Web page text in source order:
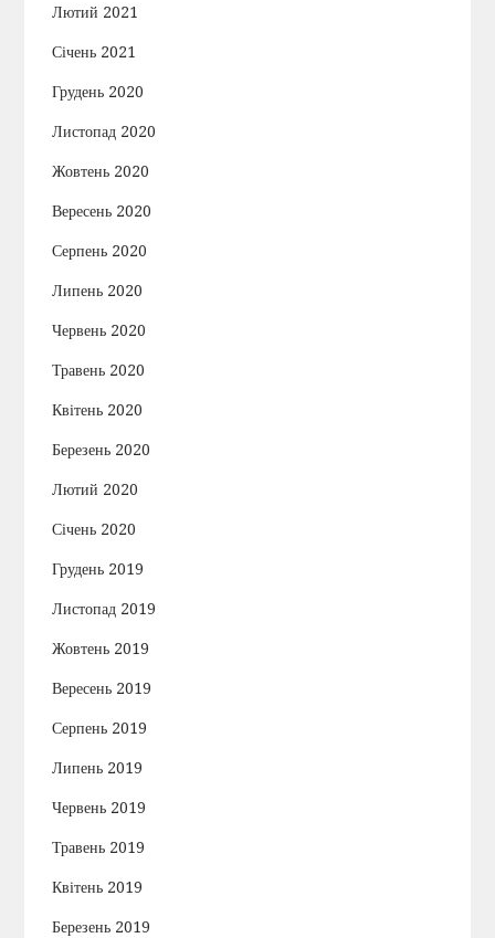
Лютий 2021
Січень 2021
Грудень 2020
Листопад 2020
Жовтень 2020
Вересень 2020
Серпень 2020
Липень 2020
Червень 2020
Травень 2020
Квітень 2020
Березень 2020
Лютий 2020
Січень 2020
Грудень 2019
Листопад 2019
Жовтень 2019
Вересень 2019
Серпень 2019
Липень 2019
Червень 2019
Травень 2019
Квітень 2019
Березень 2019